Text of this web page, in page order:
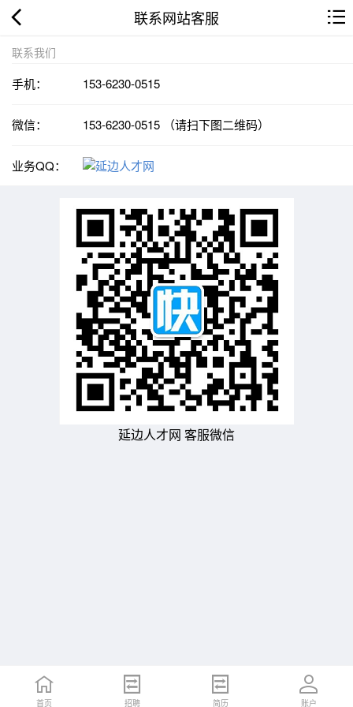
联系网站客服
联系我们
手机： 153-6230-0515
微信： 153-6230-0515 （请扫下图二维码）
业务QQ：
延边人才网 客服微信
首页 招聘 简历 账户